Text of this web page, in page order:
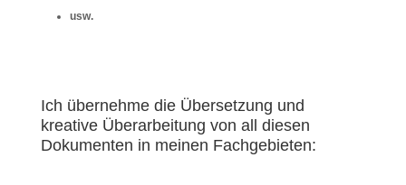
usw.
Ich übernehme die Übersetzung und
kreative Überarbeitung von all diesen
Dokumenten in meinen Fachgebieten: